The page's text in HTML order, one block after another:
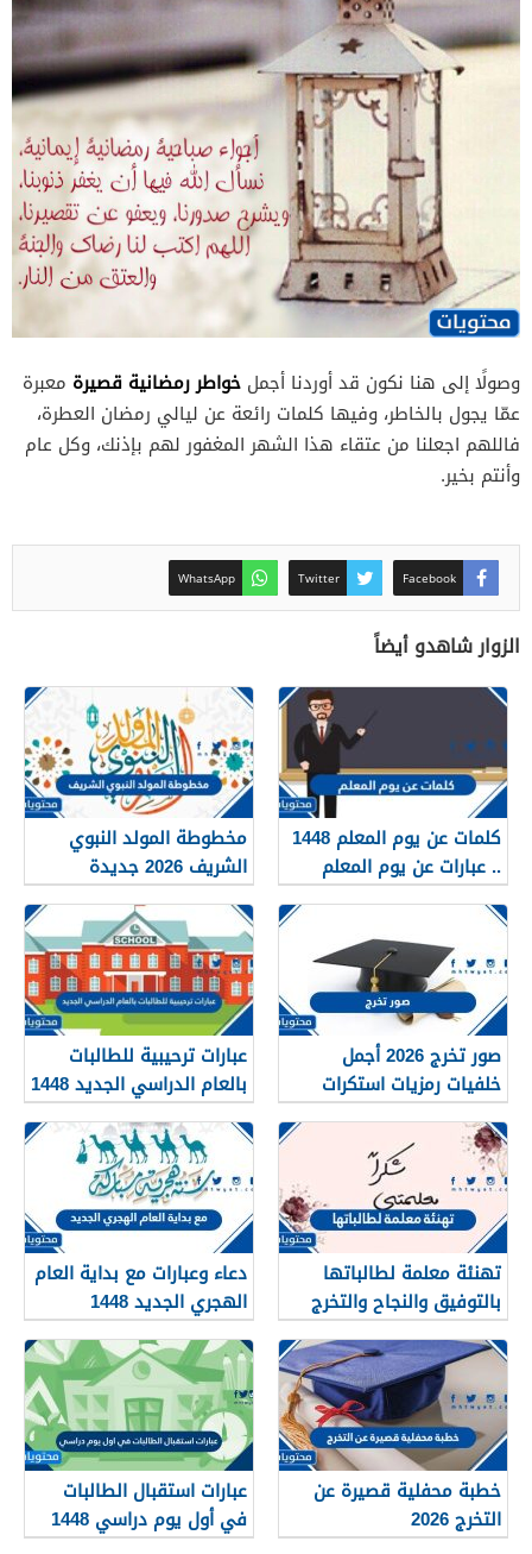
وصولًا إلى هنا نكون قد أوردنا أجمل خواطر رمضانية قصيرة معبرة
عمّا يجول بالخاطر، وفيها كلمات رائعة عن ليالي رمضان العطرة،
فاللهم اجعلنا من عتقاء هذا الشهر المغفور لهم بإذنك، وكل عام
وأنتم بخير.
Facebook
Twitter
WhatsApp
الزوار شاهدو أيضاً
كلمات عن يوم المعلم 1448
.. عبارات عن يوم المعلم
مكتوبة 1448
مخطوطة المولد النبوي
الشريف 2026 جديدة
صور تخرج 2026 أجمل
خلفيات رمزيات استكرات
مبروك التخرج 1448
عبارات ترحيبية للطالبات
بالعام الدراسي الجديد 1448
بالصور
تهنئة معلمة لطالباتها
بالتوفيق والنجاح والتخرج
2026
دعاء وعبارات مع بداية العام
الهجري الجديد 1448
خطبة محفلية قصيرة عن
التخرج 2026
عبارات استقبال الطالبات
في أول يوم دراسي 1448